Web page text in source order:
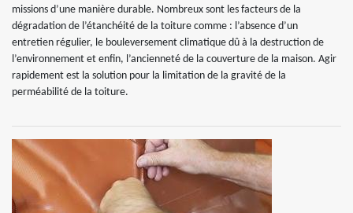
missions d’une manière durable. Nombreux sont les facteurs de la
dégradation de l’étanchéité de la toiture comme : l’absence d’un
entretien régulier, le bouleversement climatique dû à la destruction de
l’environnement et enfin, l’ancienneté de la couverture de la maison. Agir
rapidement est la solution pour la limitation de la gravité de la
perméabilité de la toiture.